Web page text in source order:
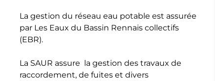
La gestion du réseau eau potable est assurée
par Les Eaux du Bassin Rennais collectifs
(EBR).
La SAUR assure la gestion des travaux de
raccordement, de fuites et divers